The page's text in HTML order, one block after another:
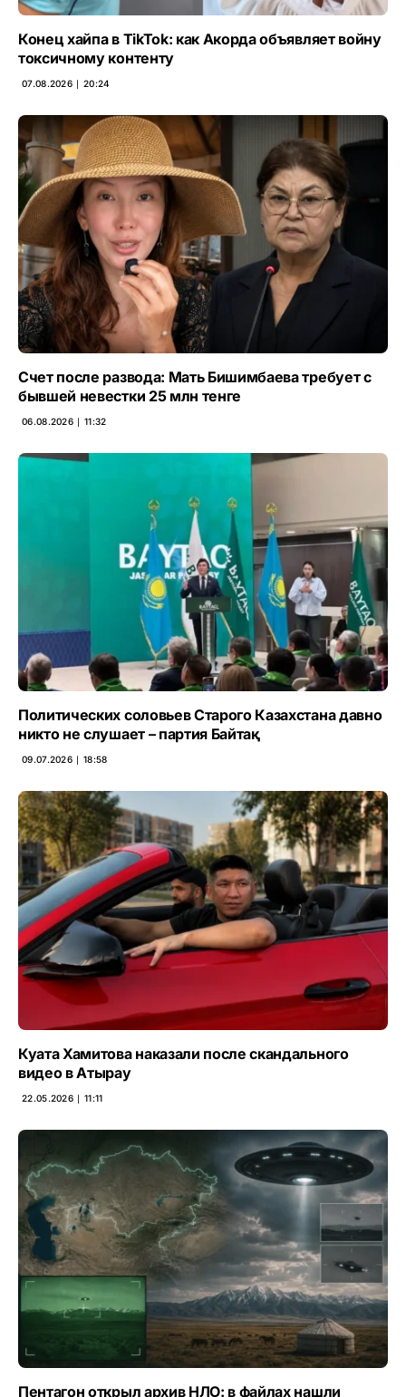
Конец хайпа в TikTok: как Акорда объявляет войну
токсичному контенту
07.08.2026 ∣ 20:24
Счет после развода: Мать Бишимбаева требует с
бывшей невестки 25 млн тенге
06.08.2026 ∣ 11:32
Политических соловьев Старого Казахстана давно
никто не слушает – партия Байтақ
09.07.2026 ∣ 18:58
Куата Хамитова наказали после скандального
видео в Атырау
22.05.2026 ∣ 11:11
Пентагон открыл архив НЛО: в файлах нашли